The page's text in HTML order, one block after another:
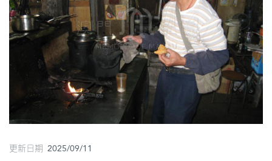
索
古
地
廟
更新日期 2025/09/11